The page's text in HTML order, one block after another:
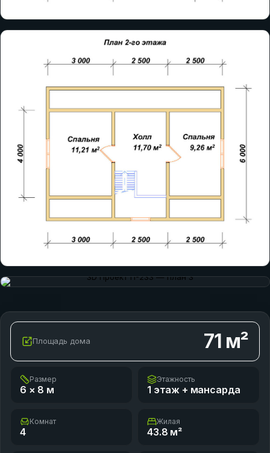
Площадь дома 71 м²
Размер
6 × 8 м
Этажность
1 этаж + мансарда
Комнат
4
Жилая
43.8 м²